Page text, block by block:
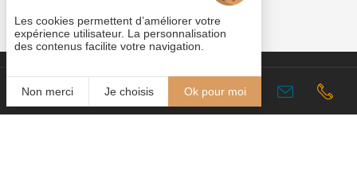
Fr
Cookies
Plan du site
Mentions légales
Les cookies permettent d’améliorer votre
expérience utilisateur. La personnalisation
des contenus facilite votre navigation.
Non merci Je choisis Ok pour moi